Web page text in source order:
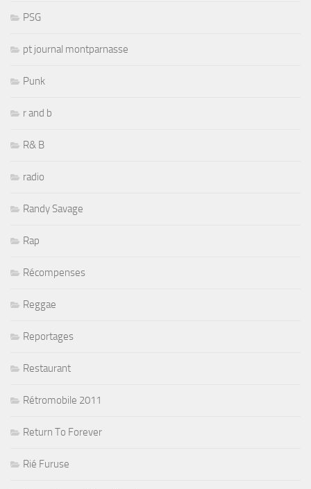
PSG
pt journal montparnasse
Punk
r and b
R& B
radio
Randy Savage
Rap
Récompenses
Reggae
Reportages
Restaurant
Rétromobile 2011
Return To Forever
Rié Furuse